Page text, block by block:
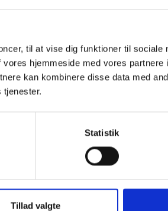
til at vise dig funktioner til sociale
hjemmeside med vores partnere
kan kombinere disse data med
tjenester.
Statistik
Tillad valgte
Værelser
Husleje
Status